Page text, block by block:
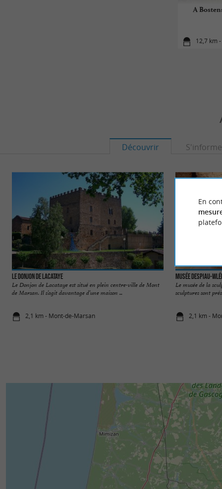
A
12,7 km
Découvrir
Le Donjon de Lacataye
Le Donjon de Lacataye est situé en plein centre-ville de Mont
de Marsan. Il s’agit davantage d’une maison ...
2,1 km - Mont-de-Marsan
Musée Despiau-
Le musée de la
sculptures sont
2,1 km -
En